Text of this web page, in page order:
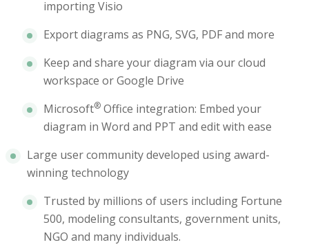
importing Visio
Export diagrams as PNG, SVG, PDF and more
Keep and share your diagram via our cloud
workspace or Google Drive
Microsoft® Office integration: Embed your
diagram in Word and PPT and edit with ease
Large user community developed using award-
winning technology
Trusted by millions of users including Fortune
500, modeling consultants, government units,
NGO and many individuals.